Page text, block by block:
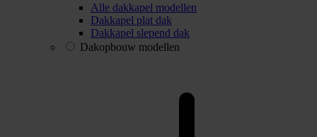
Alle dakkapel modellen
Dakkapel plat dak
Dakkapel slepend dak
Dakopbouw modellen